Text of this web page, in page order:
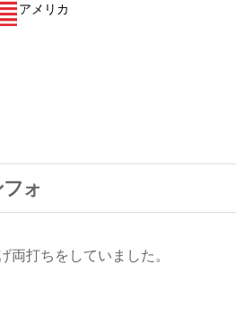
アメリカ
ォ
両打ちをしていました。